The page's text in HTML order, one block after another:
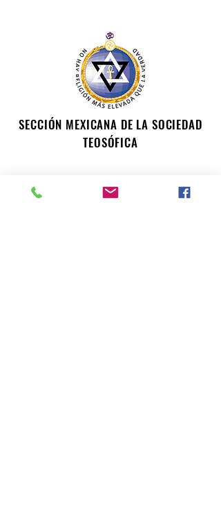
SECCIÓN MEXICANA DE LA SOCIEDAD
TEOSÓFICA
Para consultas o inquietudes, le invitamos a escribir a
nuestro correo electrónico. Su opinión es importante